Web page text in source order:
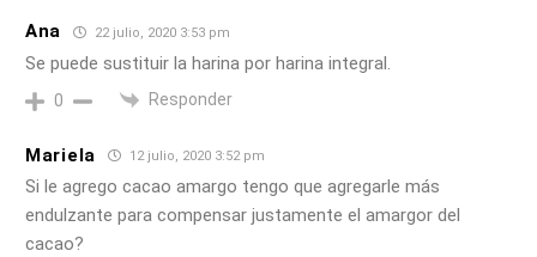
Ana 22 julio, 2020 3:53 pm
Se puede sustituir la harina por harina integral.
0 Responder
Mariela 12 julio, 2020 3:52 pm
Si le agrego cacao amargo tengo que agregarle más
endulzante para compensar justamente el amargor del
cacao?